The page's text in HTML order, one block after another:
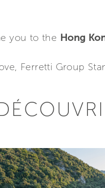
you to the Hong
Ferretti Group